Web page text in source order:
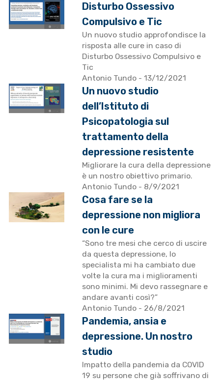
Disturbo Ossessivo
Compulsivo e Tic
Un nuovo studio approfondisce la
risposta alle cure in caso di
Disturbo Ossessivo Compulsivo e
Tic
Antonio Tundo - 13/12/2021
Un nuovo studio
dell’Istituto di
Psicopatologia sul
trattamento della
depressione resistente
Migliorare la cura della depressione
è un nostro obiettivo primario.
Antonio Tundo - 8/9/2021
Cosa fare se la
depressione non migliora
con le cure
“Sono tre mesi che cerco di uscire
da questa depressione, lo
specialista mi ha cambiato due
volte la cura ma i miglioramenti
sono minimi. Mi devo rassegnare e
andare avanti così?”
Antonio Tundo - 26/8/2021
Pandemia, ansia e
depressione. Un nostro
studio
Impatto della pandemia da COVID
19 su persone che già soffrivano di